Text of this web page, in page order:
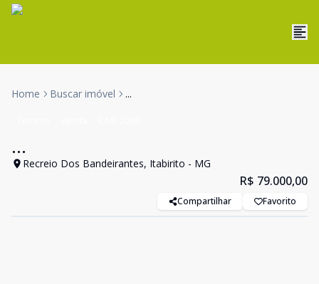
Home Buscar imóvel ...
...
Recreio Dos Bandeirantes, Itabirito - MG
R$ 79.000,00
Compartilhar Favorito